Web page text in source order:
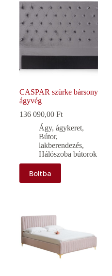
CASPAR szürke bársony
ágyvég
136 090,00 Ft
Ágy, ágykeret,
Bútor,
lakberendezés,
Hálószoba bútorok
Boltba